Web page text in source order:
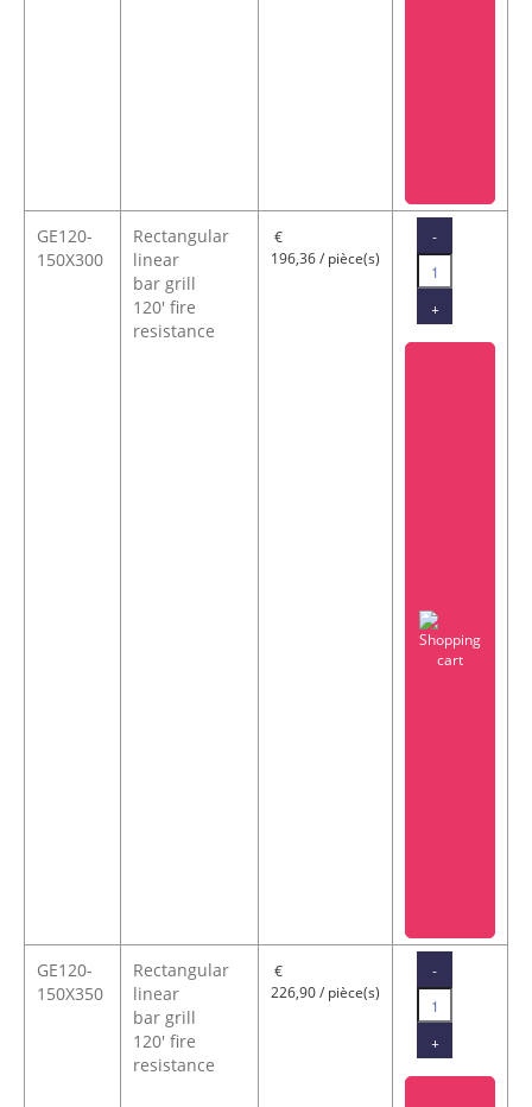
GE120-
150X300
Rectangular
linear
bar grill
120' fire
resistance
196,36 / pièce(s)
GE120-
150X350
Rectangular
linear
bar grill
120' fire
resistance
226,90 / pièce(s)